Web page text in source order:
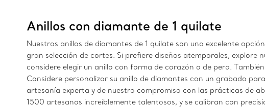
Anillos con diamante de 1 quilate
Nuestros anillos de diamantes de 1 quilate son una excelente
gran selección de cortes. Si prefiere diseños atemporales,
considere elegir un anillo con forma de corazón o de pera.
Considere personalizar su anillo de diamantes con un grabado
artesanía experta y de nuestro compromiso con las prácticas de
1500 artesanos increíblemente talentosos, y se calibran con